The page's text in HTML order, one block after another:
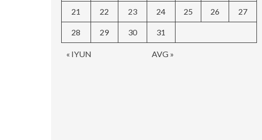
« IYUN AVG »
21 22 23 24 25 26 27
28 29 30 31